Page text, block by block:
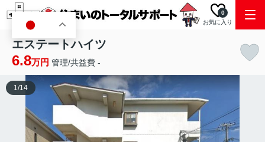
お気に入り
0
エステートハイツ
6.8万円 管理/共益費 -
1/14